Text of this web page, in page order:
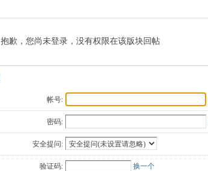
抱歉，您尚未登录，没有权限在该版块回帖
帐号:
密码:
安全提问:
验证码: 换一个